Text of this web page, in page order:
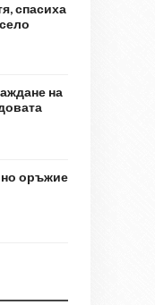
спасиха
на
оръжие